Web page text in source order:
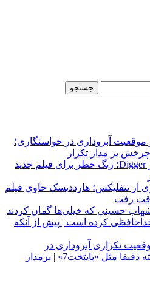
آبروداری در خواستگاری؛
استقبال کم‌رمق از تریلر Digger؛ زنگ خطر برای فیلم جدید
دلاری از نتفلیکس؛ هارددیسک حاوی فیلم
رفت
حسینی که خیلی‌ها گمان کردند
خداحافظی کرده است | پیش از آنکه
تکراری آبروداری در
خواستگاری دست گذاشته دقیقا مثل «پایتخت7» | برمدار